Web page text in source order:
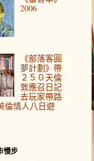
2006
《部落客圓
夢計劃》帶
２５０天倫
敦應召日記
去玩家帶路
倫情人八日遊
慢步